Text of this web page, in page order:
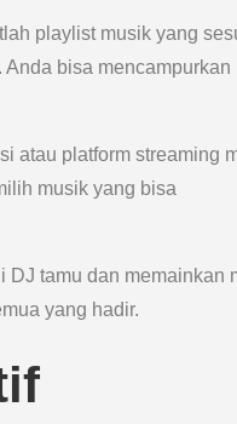
playlist musik yang
bisa mencampurkan
atau platform streaming
musik yang bisa
DJ tamu dan memainkan
yang hadir.